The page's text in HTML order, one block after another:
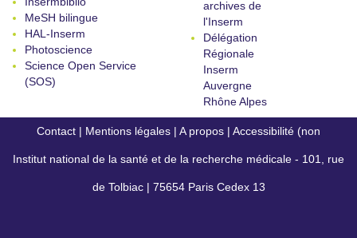
MeSH bilingue
HAL-Inserm
Photoscience
Science Open Service
(SOS)
archives de
l'Inserm
Délégation
Régionale
Inserm
Auvergne
Rhône Alpes
Contact | Mentions légales | A propos | Accessibilité (non
conforme)
Institut national de la santé et de la recherche médicale - 101, rue
de Tolbiac | 75654 Paris Cedex 13